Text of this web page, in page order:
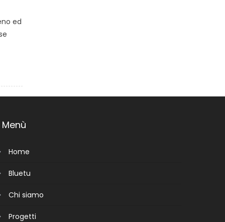
ed
Menù
Home
Bluetu
Chi siamo
Progetti